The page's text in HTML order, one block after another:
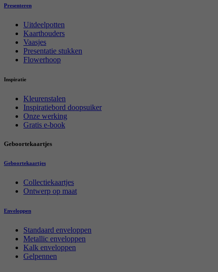
Presenteren
Uitdeelpotten
Kaarthouders
Vaasjes
Presentatie stukken
Flowerhoop
Inspiratie
Kleurenstalen
Inspiratiebord doopsuiker
Onze werking
Gratis e-book
Geboortekaartjes
Geboortekaartjes
Collectiekaartjes
Ontwerp op maat
Enveloppen
Standaard enveloppen
Metallic enveloppen
Kalk enveloppen
Gelpennen